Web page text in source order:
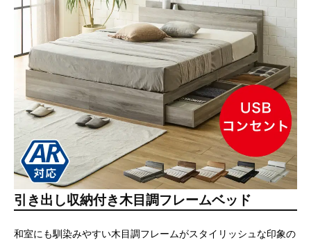
引き出し収納付き木目調フレームベッド
和室にも馴染みやすい木目調フレームがスタイリッシュな印象の